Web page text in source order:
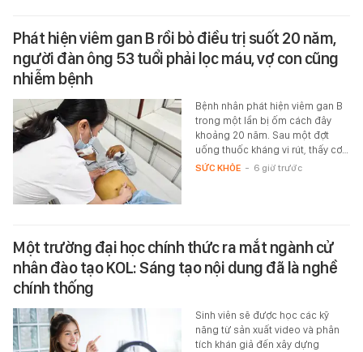
Phát hiện viêm gan B rồi bỏ điều trị suốt 20 năm,
người đàn ông 53 tuổi phải lọc máu, vợ con cũng
nhiễm bệnh
Bệnh nhân phát hiện viêm gan B
trong một lần bị ốm cách đây
khoảng 20 năm. Sau một đợt
uống thuốc kháng vi rút, thấy cơ…
SỨC KHỎE - 6 giờ trước
Một trường đại học chính thức ra mắt ngành cử
nhân đào tạo KOL: Sáng tạo nội dung đã là nghề
chính thống
Sinh viên sẽ được học các kỹ
năng từ sản xuất video và phân
tích khán giả đến xây dựng